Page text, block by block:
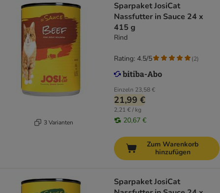
3 Varianten
Sparpaket JosiCat
Nassfutter in Sauce 24 x
415 g
Rind
Einzeln 23,58 €
21,99 €
2,21 € / kg
20,67 €
Rating: 4.5/5 (2)
Zum Warenkorb
hinzufügen
Sparpaket JosiCat